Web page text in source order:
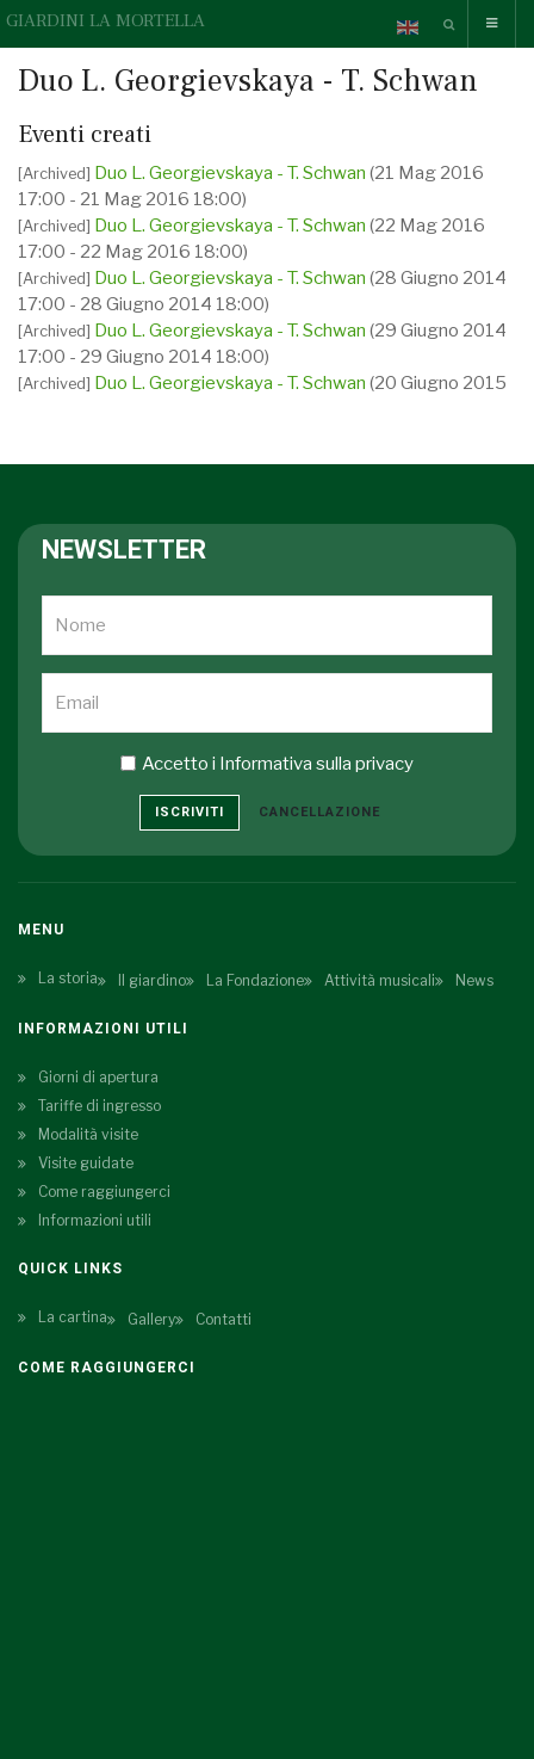
GIARDINI LA MORTELLA
Duo L. Georgievskaya - T. Schwan
Eventi creati
[Archived] Duo L. Georgievskaya - T. Schwan (21 Mag 2016
17:00 - 21 Mag 2016 18:00)
[Archived] Duo L. Georgievskaya - T. Schwan (22 Mag 2016
17:00 - 22 Mag 2016 18:00)
[Archived] Duo L. Georgievskaya - T. Schwan (28 Giugno 2014
17:00 - 28 Giugno 2014 18:00)
[Archived] Duo L. Georgievskaya - T. Schwan (29 Giugno 2014
17:00 - 29 Giugno 2014 18:00)
[Archived] Duo L. Georgievskaya - T. Schwan (20 Giugno 2015
17:00 - 21 Giugno 2015 18:00)
NEWSLETTER
Accetto i Informativa sulla privacy
ISCRIVITI CANCELLAZIONE
MENU
La storia Il giardino La Fondazione Attività musicali News
INFORMAZIONI UTILI
Giorni di apertura
Tariffe di ingresso
Modalità visite
Visite guidate
Come raggiungerci
Informazioni utili
QUICK LINKS
La cartina Gallery Contatti
COME RAGGIUNGERCI